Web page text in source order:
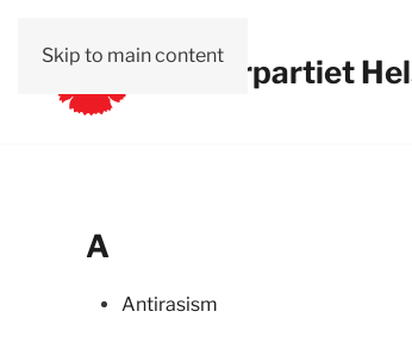
Skip to main contentVänsterpartiet
A
Antirasism